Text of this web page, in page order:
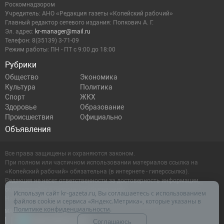
Рубрики
Общество
Экономика
Культура
Политика
Спорт
ЖКХ
Здоровье
Образование
Происшествия
Официально
Объявления
Роскомнадзором
Учредитель: АНО «Редакция газеты «Копейский рабочий»
Главный редактор сетевого издания: Попкович А. Г.
Эл. адрес: kr-manager@mail.ru
Телефон: 8(35139) 3-71-09
Режим работы: ПН - ПТ с 9:00 до 18:00
Все права защищены и охраняются законом.
При полном или частичном использовании материалов ссылка на
«Копейский рабочий» обязательна (в интернете - гиперссылка).
Редакция не несет ответственности за достоверность информации,
содержащейся в рекламных объявлениях.
Настоящий ресурс может содержать материалы 16+
Используя сайт kr-gazeta.ru, Вы соглашаетесь с использованием
файлов cookie и сервиса «Яндекс.Метрика», которые указаны в
Политике конфиденциальности.
Соглашаюсь